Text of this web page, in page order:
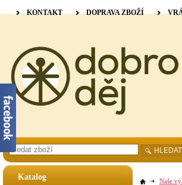
Katalog Naše
KONTAKT DOPRAVA ZBOŽÍ
HLEDAT